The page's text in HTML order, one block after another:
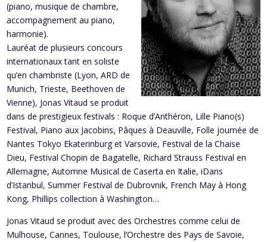
(piano, musique de chambre,
accompagnement au piano,
harmonie).
Lauréat de plusieurs concours
internationaux tant en soliste
qu’en chambriste (Lyon, ARD de
Munich, Trieste, Beethoven de
Vienne), Jonas Vitaud se produit
dans de prestigieux festivals : Roque d’Anthéron, Lille Piano(s)
Festival, Piano aux Jacobins, Pâques à Deauville, Folle journée de
Nantes Tokyo Ekaterinburg et Varsovie, Festival de la Chaise
Dieu, Festival Chopin de Bagatelle, Richard Strauss Festival en
Allemagne, Automne Musical de Caserta en Italie, iDans
d’Istanbul, Summer Festival de Dubrovnik, French May à Hong
Kong, Phillips collection à Washington…
Jonas Vitaud se produit avec des Orchestres comme celui de
Mulhouse, Cannes, Toulouse, l’Orchestre des Pays de Savoie,